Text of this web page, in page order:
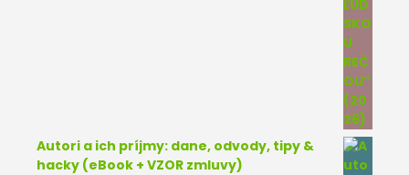
Autori a ich príjmy: dane, odvody, tipy &
hacky (eBook + VZOR zmluvy)